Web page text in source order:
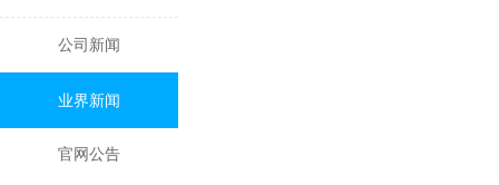
公司新闻
业界新闻
官网公告